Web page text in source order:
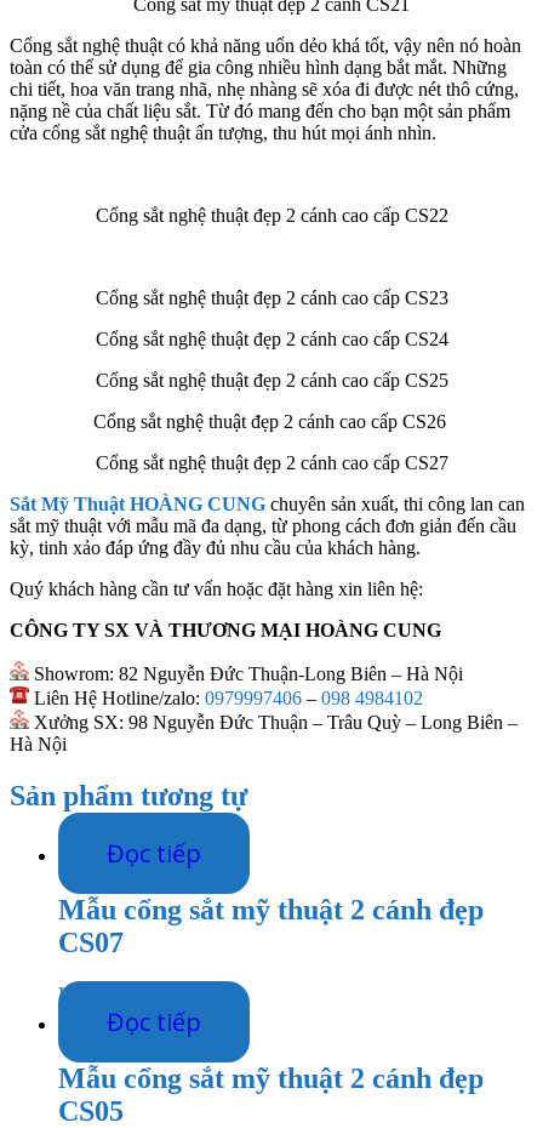
Cổng sắt mỹ thuật đẹp 2 cánh CS21
Cổng sắt nghệ thuật có khả năng uốn dẻo khá tốt, vậy nên nó hoàn
toàn có thể sử dụng để gia công nhiều hình dạng bắt mắt. Những
chi tiết, hoa văn trang nhã, nhẹ nhàng sẽ xóa đi được nét thô cứng,
nặng nề của chất liệu sắt. Từ đó mang đến cho bạn một sản phẩm
cửa cổng sắt nghệ thuật ấn tượng, thu hút mọi ánh nhìn.
Cổng sắt nghệ thuật đẹp 2 cánh cao cấp CS22
Cổng sắt nghệ thuật đẹp 2 cánh cao cấp CS23
Cổng sắt nghệ thuật đẹp 2 cánh cao cấp CS24
Cổng sắt nghệ thuật đẹp 2 cánh cao cấp CS25
Cổng sắt nghệ thuật đẹp 2 cánh cao cấp CS26
Cổng sắt nghệ thuật đẹp 2 cánh cao cấp CS27
Sắt Mỹ Thuật HOÀNG CUNG chuyên sản xuất, thi công lan can
sắt mỹ thuật với mẫu mã đa dạng, từ phong cách đơn giản đến cầu
kỳ, tinh xảo đáp ứng đầy đủ nhu cầu của khách hàng.
Quý khách hàng cần tư vấn hoặc đặt hàng xin liên hệ:
CÔNG TY SX VÀ THƯƠNG MẠI HOÀNG CUNG
Showrom: 82 Nguyễn Đức Thuận-Long Biên – Hà Nội
Liên Hệ Hotline/zalo: 0979997406 – 098 4984102
Xưởng SX: 98 Nguyễn Đức Thuận – Trâu Quỳ – Long Biên –
Hà Nội
Sản phẩm tương tự
Đọc tiếp
Mẫu cổng sắt mỹ thuật 2 cánh đẹp
CS07
Liên hệ
Đọc tiếp
Mẫu cổng sắt mỹ thuật 2 cánh đẹp
CS05